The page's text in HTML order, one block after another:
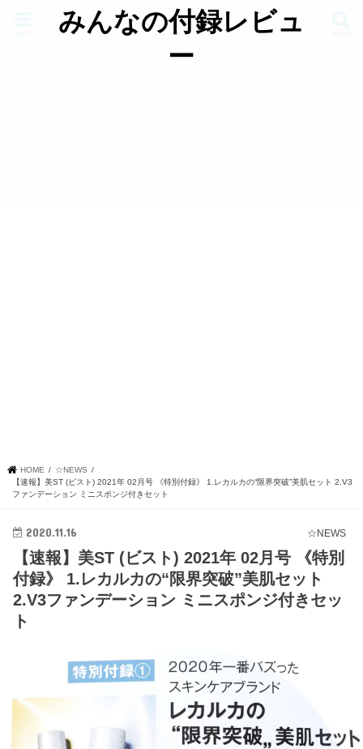
みんなの付録レビュ
ー
HOME
☆NEWS
【速報】美ST (ビスト) 2021年 02月号 《特別付録》 1.レカルカの“限界突破”美肌セット 2.V3
ファンデーション ミニスポンジ付きセット
☆NEWS
2020.11.16
【速報】美ST (ビスト) 2021年 02月号 《特別
付録》 1.レカルカの“限界突破”美肌セット
2.V3ファンデーション ミニスポンジ付きセッ
ト